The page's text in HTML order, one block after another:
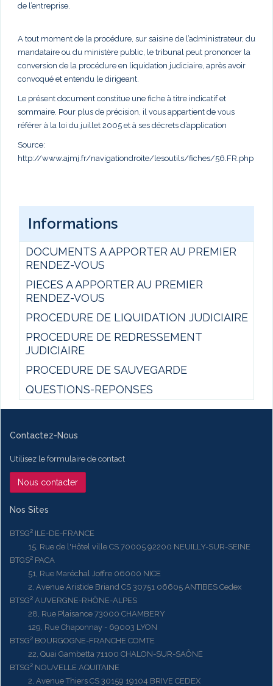
de l’entreprise.
A tout moment de la procédure, sur saisine de l’administrateur, du
mandataire ou du ministère public, le tribunal peut prononcer la
conversion de la procédure en liquidation judiciaire, après avoir
convoqué et entendu le dirigeant.
Le présent document constitue une fiche à titre indicatif et
sommaire. Pour plus de précision, il vous appartient de vous
référer à la loi du juillet 2005 et à ses décrets d’application
Source:
http://www.ajmj.fr/navigationdroite/lesoutils/fiches/56.FR.php
Informations
DOCUMENTS A APPORTER AU PREMIER
RENDEZ-VOUS
PIECES A APPORTER AU PREMIER
RENDEZ-VOUS
PROCEDURE DE LIQUIDATION JUDICIAIRE
PROCEDURE DE REDRESSEMENT
JUDICIAIRE
PROCEDURE DE SAUVEGARDE
QUESTIONS-REPONSES
Contactez-Nous
Utilisez le formulaire de contact
Nous contacter
Nos Sites
BTSG² ILE-DE-FRANCE
15, Rue de l'Hôtel ville CS 70005 92200 NEUILLY-SUR-SEINE
BTGS² PACA
51, Rue Maréchal Joffre 06000 NICE
2, Avenue Aristide Briand CS 30751 06605 ANTIBES Cedex
BTSG² AUVERGNE-RHÔNE-ALPES
28, Rue Plaisance 73000 CHAMBERY
129, Rue Chaponnay - 69003 LYON
BTSG² BOURGOGNE-FRANCHE COMTE
22, Quai Gambetta 71100 CHALON-SUR-SAÔNE
BTSG² NOUVELLE AQUITAINE
2, Avenue Thiers CS 30159 19104 BRIVE CEDEX